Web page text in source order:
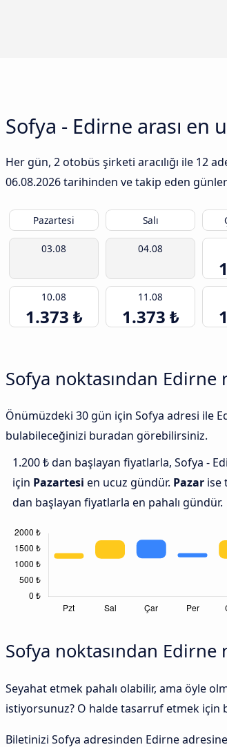
Sofya - Edirne arası en
Her gün, 2 otobüs şirketi aracılığı ile 12
06.08.2026tarihinden ve takip eden
Pazartesi Salı
03.08 04.08
10.08
1.373 ₺
11.08
1.373 ₺
Sofya noktasından
Önümüzdeki 30 gün için Sofya adresi ile
bulabileceğinizi buradan görebilirsiniz.
1.200 ₺ dan başlayan fiyatlarla, Sofya -
için Pazartesi en ucuz gündür. Pazar ise
dan başlayan fiyatlarla en pahalı gündür.
Sofya noktasından
Seyahat etmek pahalı olabilir, ama öyle
istiyorsunuz? O halde tasarruf etmek için
Biletinizi Sofya adresinden Edirne